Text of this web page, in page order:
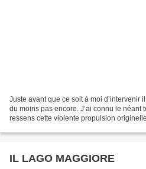
Juste avant que ce soit à moi d’intervenir
du moins pas encore. J’ai connu le néant
ressens cette violente propulsion
IL LAGO MAGGIORE